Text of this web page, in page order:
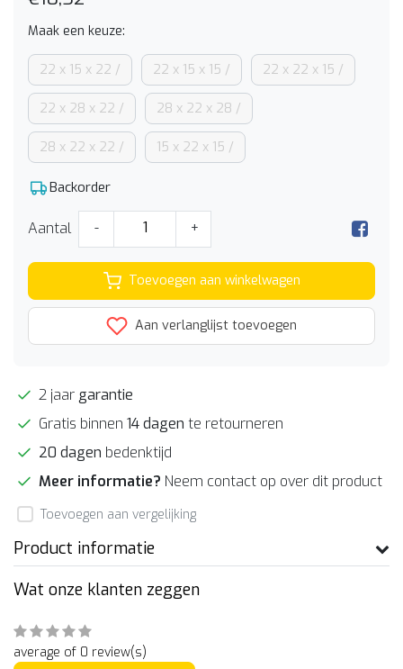
Maak een keuze:
22 x 15 x 22 / 22 x 15 x 15 / 22 x 22 x 15 /
22 x 28 x 22 / 28 x 22 x 28 /
28 x 22 x 22 / 15 x 22 x 15 /
Backorder
Aantal - +
Toevoegen aan winkelwagen
Aan verlanglijst toevoegen
2 jaar garantie
Gratis binnen 14 dagen te retourneren
20 dagen bedenktijd
Meer informatie? Neem contact op over dit product
Toevoegen aan vergelijking
Product informatie
Wat onze klanten zeggen
average of 0 review(s)